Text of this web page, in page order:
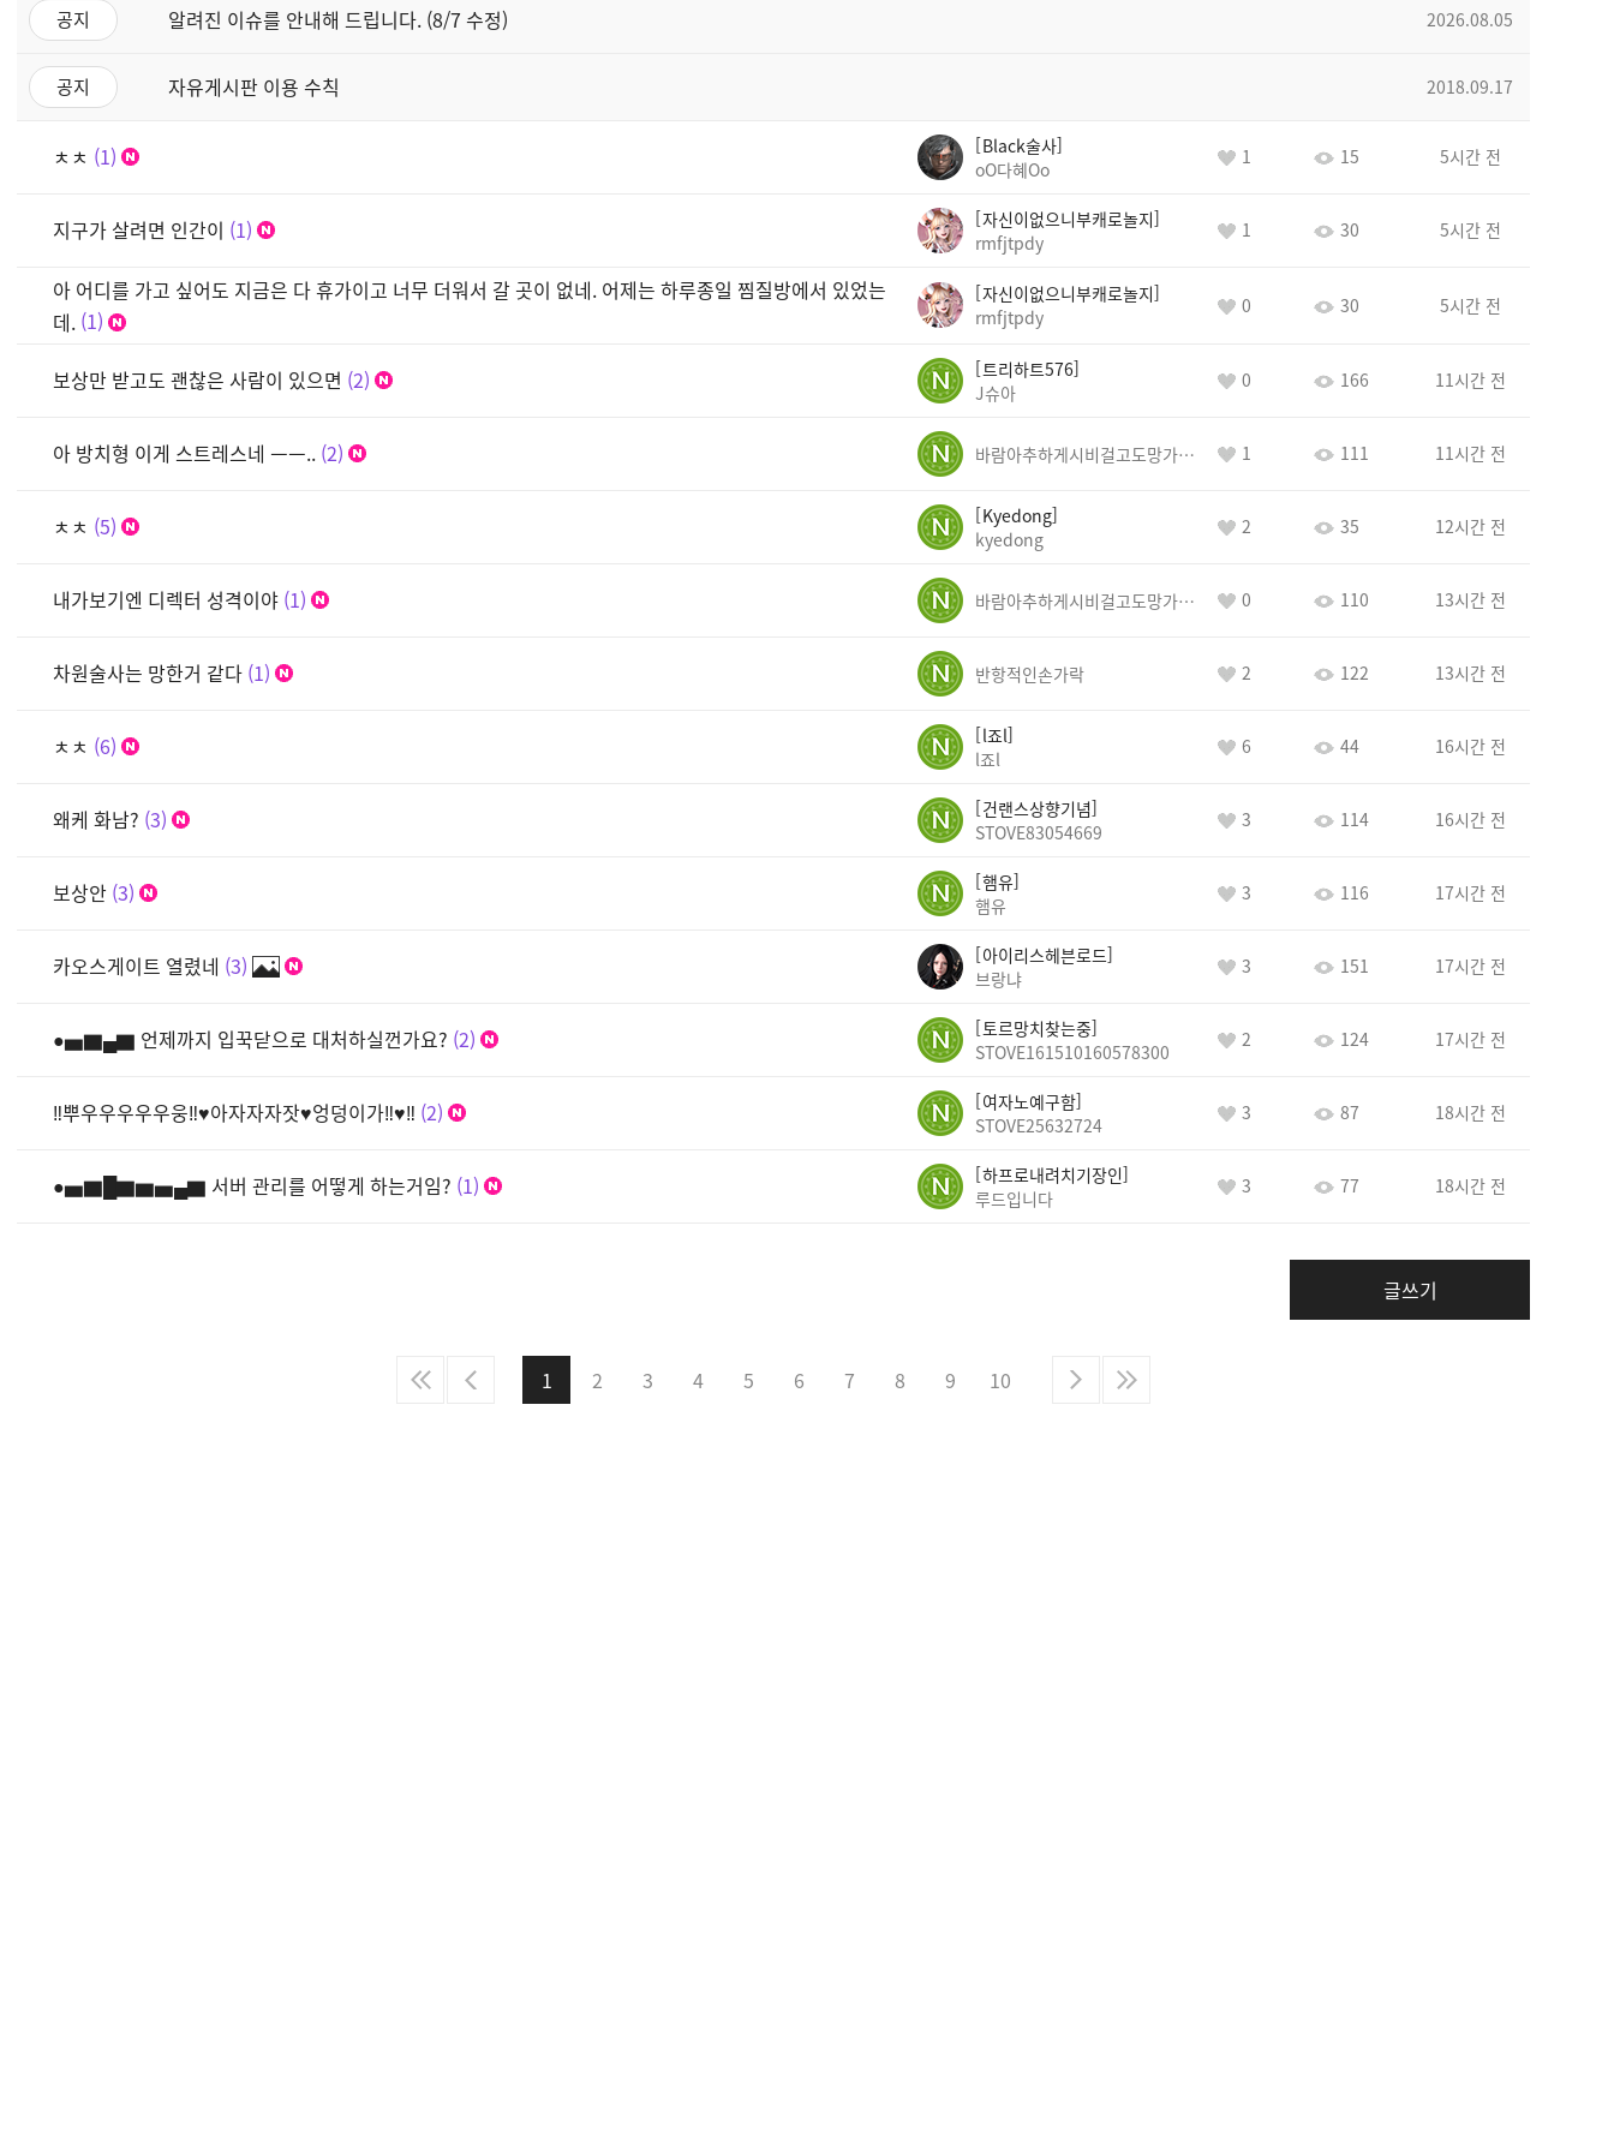
공지 알려진 이슈를 안내해 드립니다. (8/7 수정) 2026.08.05
공지 자유게시판 이용 수칙 2018.09.17
ㅊㅊ 1
Black술사
oO다혜Oo
1 15 5시간 전
지구가 살려면 인간이 1
자신이없으니부캐로놀지
rmfjtpdy
1 30 5시간 전
아 어디를 가고 싶어도 지금은 다 휴가이고 너무 더워서 갈 곳이 없네. 어제는 하루종일 찜질방에서 있었는
데. 1
자신이없으니부캐로놀지
rmfjtpdy
0 30 5시간 전
보상만 받고도 괜찮은 사람이 있으면 2
트리하트576
J슈아
0 166 11시간 전
아 방치형 이게 스트레스네 ㅡㅡ.. 2 바람아추하게시비걸고도망가냐당당하게글써 1 111 11시간 전
ㅊㅊ 5
Kyedong
kyedong
2 35 12시간 전
내가보기엔 디렉터 성격이야 1 바람아추하게시비걸고도망가냐당당하게글써 0 110 13시간 전
차원술사는 망한거 같다 1 반항적인손가락 2 122 13시간 전
ㅊㅊ 6
l죠l
l죠l
6 44 16시간 전
왜케 화남? 3
건랜스상향기념
STOVE83054669
3 114 16시간 전
보상안 3
햄유
햄유
3 116 17시간 전
카오스게이트 열렸네 3
아이리스헤븐로드
브랑냐
3 151 17시간 전
●▅▇▄▇ 언제까지 입꾹닫으로 대처하실껀가요? 2
토르망치찾는중
STOVE161510160578300
2 124 17시간 전
‼뿌우우우우우웅‼♥아자자자잣♥엉덩이가‼♥‼ 2
여자노예구함
STOVE25632724
3 87 18시간 전
●▅▇█▇▆▅▄▇ 서버 관리를 어떻게 하는거임? 1
하프로내려치기장인
루드입니다
3 77 18시간 전
글쓰기
1 2 3 4 5 6 7 8 9 10